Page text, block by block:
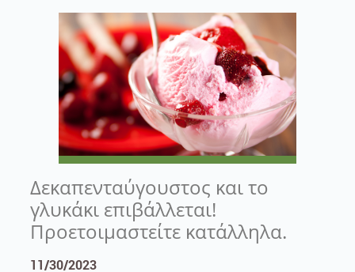
Δεκαπενταύγουστος και το
γλυκάκι επιβάλλεται!
Προετοιμαστείτε κατάλληλα.
11/30/2023